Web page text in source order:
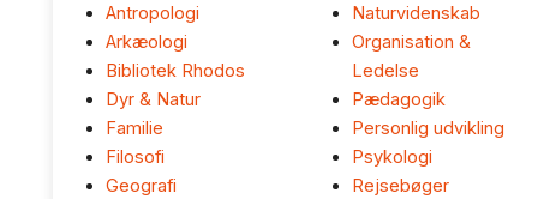
Antropologi
Arkæologi
Bibliotek Rhodos
Dyr & Natur
Familie
Filosofi
Geografi
Naturvidenskab
Organisation &
Ledelse
Pædagogik
Personlig udvikling
Psykologi
Rejsebøger